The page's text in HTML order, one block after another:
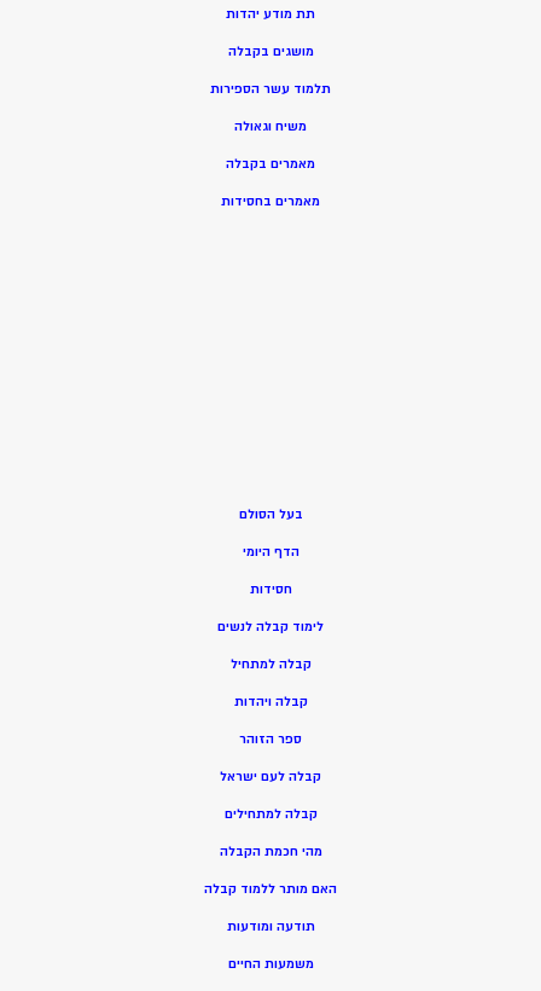
תת מודע יהדות
מושגים בקבלה
תלמוד עשר הספירות
משיח וגאולה
מאמרים בקבלה
מאמרים בחסידות
בעל הסולם
הדף היומי
חסידות
לימוד קבלה לנשים
קבלה למתחיל
קבלה ויהדות
ספר הזוהר
קבלה לעם ישראל
קבלה למתחילים
מהי חכמת הקבלה
האם מותר ללמוד קבלה
תודעה ומודעות
משמעות החיים